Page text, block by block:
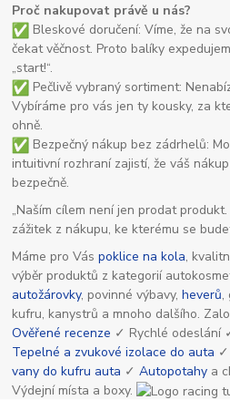
Proč nakupovat právě u nás?
Bleskové doručení: Víme, že na
čekat věčnost. Proto balíky
„start!“.
Pečlivě vybraný sortiment:
Vybíráme pro vás jen ty kousky, za
ohně.
Bezpečný nákup bez zádrhelů:
intuitivní rozhraní zajistí, že váš
bezpečně.
„Naším cílem není jen prodat
zážitek z nákupu, ke kterému se
Máme pro Váspoklice na kola,
výběr produktů z kategorií
autožárovky, povinné výbavy,heverů,
kufru, kanystrů a mnoho dalšího.
Ověřené recenze ✓ Rychlé odeslání
Tepelné a zvukové izolace do auta
vany do kufru auta ✓Autopotahy a
Výdejní místa a boxy.